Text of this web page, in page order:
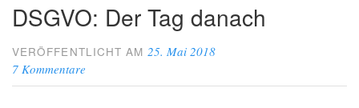
DSGVO: Der Tag danach
VERÖFFENTLICHT AM25. Mai 2018
7 Kommentare